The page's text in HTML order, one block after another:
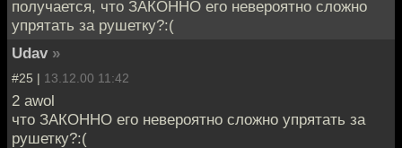
получается, что ЗАКОННО его невероятно сложно
упрятать за рушетку?:(
Udav »
#25 | 13.12.00 11:42
2 awol
что ЗАКОННО его невероятно сложно упрятать за
рушетку?:(